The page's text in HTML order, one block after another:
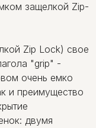
защелкой Zip-
Zip Lock) свое
"grip" -
очень емко
и преимущество
двумя